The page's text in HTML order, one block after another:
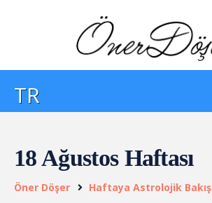
TR
18 Ağustos Haftası
Öner Döşer
Haftaya Astrolojik Bakış